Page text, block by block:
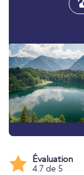
Évaluation
4.7 de 5